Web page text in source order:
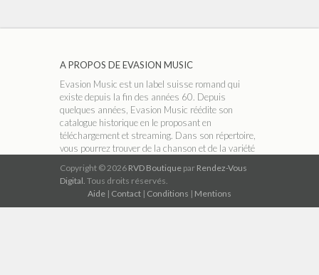
A PROPOS DE EVASION MUSIC
Evasion Music est un label suisse romand qui
existe depuis la fin des années 60. Depuis
quelques années, Evasion Music réédite son
catalogue historique en le proposant en
téléchargement et streaming. Dans son répertoire,
vous pourrez trouver de la chanson et de la variété
classique ou encore de la musique traditionnelle.
A PROPOS DE RVD BOUTIQUE
Copyright © 2026 RVD Boutique par Rendez-Vous
Digital. Tous droits réservés.
Aide | Contact | Conditions | Mentions